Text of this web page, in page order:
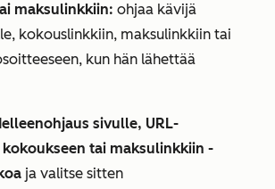
maksulinkkiin: ohjaa kävijä
kokouslinkkiin, maksulinkkiin tai
kun hän lähettää
sivulle, URL-
tai maksulinkkiin -
ja valitse sitten